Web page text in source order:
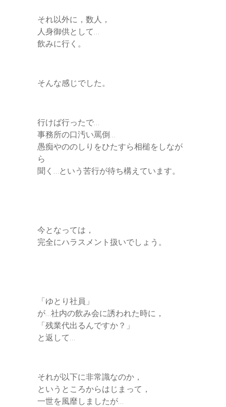
それ以外に，数人，
人身御供として…
飲みに行く。
そんな感じでした。
行けば行ったで…
事務所の口汚い罵倒…
愚痴やののしりをひたすら相槌をしなが
ら
聞く…という苦行が待ち構えています。
今となっては，
完全にハラスメント扱いでしょう。
「ゆとり社員」
が…社内の飲み会に誘われた時に，
「残業代出るんですか？」
と返して…
それが以下に非常識なのか，
というところからはじまって，
一世を風靡しましたが…